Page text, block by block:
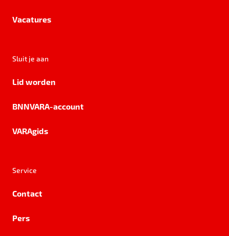
Vacatures
Sluit je aan
Lid worden
BNNVARA-account
VARAgids
Service
Contact
Pers